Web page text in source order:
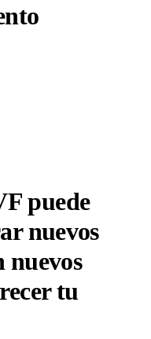
puede
nuevos
nuevos
tu